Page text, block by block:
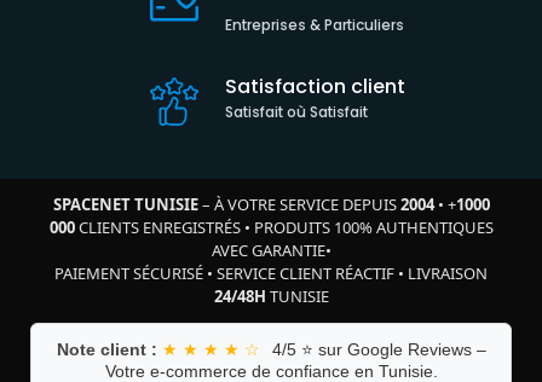
Entreprises & Particuliers
Satisfaction client
Satisfait où Satisfait
SPACENET TUNISIE– À VOTRE SERVICE DEPUIS2004• +1000
000CLIENTS ENREGISTRÉS• PRODUITS 100% AUTHENTIQUES
AVEC GARANTIE•
PAIEMENT SÉCURISÉ • SERVICE CLIENT RÉACTIF • LIVRAISON
24/48H TUNISIE
Note client : ★ ★ ★ ★ ☆
4/5 ⭐ sur Google Reviews –
Votre e-commerce de confiance en Tunisie.